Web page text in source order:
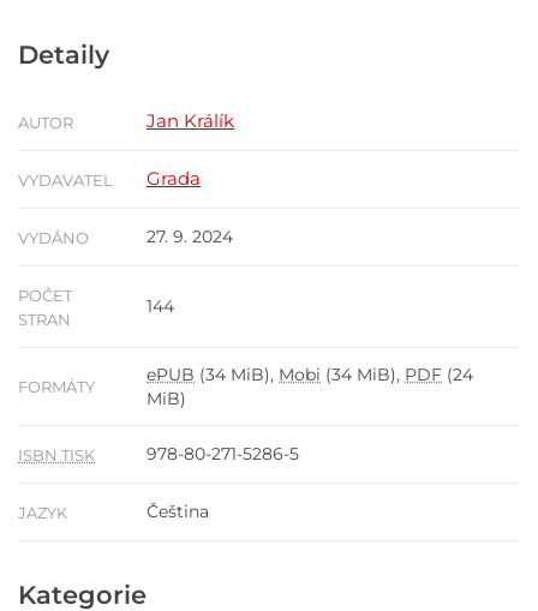
Detaily
AUTOR Jan Králík
VYDAVATEL Grada
VYDÁNO 27. 9. 2024
POČET
STRAN
144
FORMÁTY
ePUB (34 MiB), Mobi (34 MiB), PDF (24
MiB)
ISBN TISK 978-80-271-5286-5
JAZYK Čeština
Kategorie